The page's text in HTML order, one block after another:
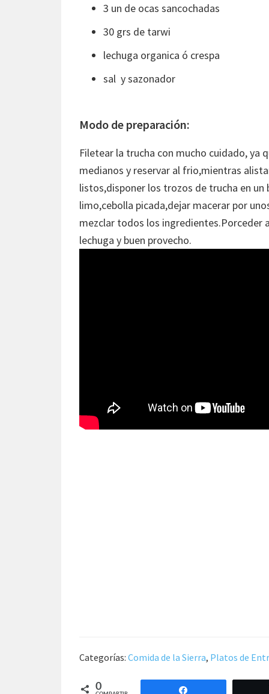
3 un de ocas sancochadas
30 grs de tarwi
lechuga organica ó crespa
sal y sazonador
Modo de preparación:
Filetear la trucha con mucho cuidado, ya
medianos y reservar al frio,mientras
listos,disponer los trozos de trucha en
limo,cebolla picada,dejar macerar por
mezclar todos los ingredientes.Porceder
lechuga y buen provecho.
Categorías: Comida de la Sierra, Platos de
0